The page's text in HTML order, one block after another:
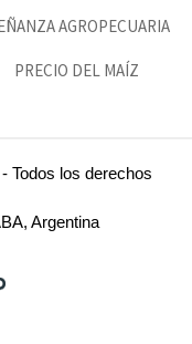
AGROPECUARIA
PRECIO DEL MAÍZ
Todos los derechos
Argentina